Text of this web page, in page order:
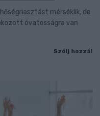
mérséklik, de
óvatosságra van
Szólj hozzá!